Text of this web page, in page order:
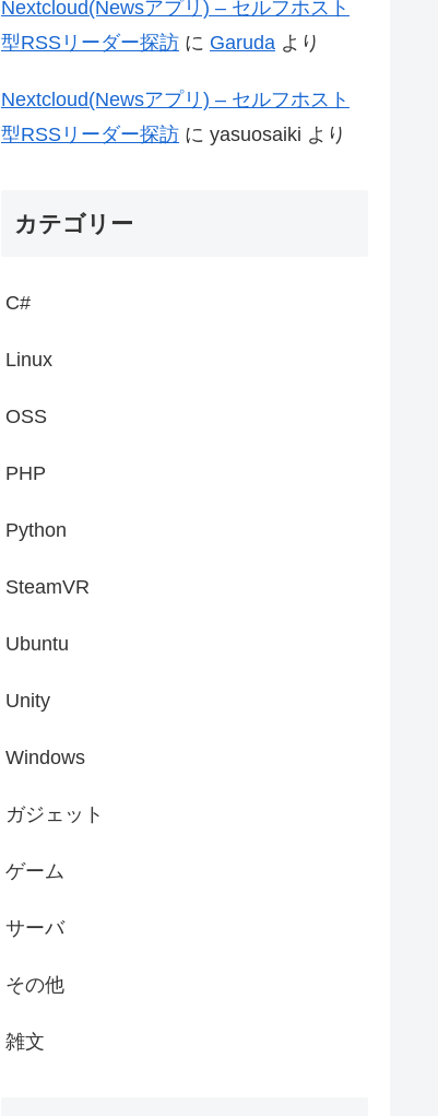
Nextcloud(Newsアプリ) – セルフホスト
型RSSリーダー探訪 に Garuda より
Nextcloud(Newsアプリ) – セルフホスト
型RSSリーダー探訪 に yasuosaiki より
カテゴリー
C#
Linux
OSS
PHP
Python
SteamVR
Ubuntu
Unity
Windows
ガジェット
ゲーム
サーバ
その他
雑文